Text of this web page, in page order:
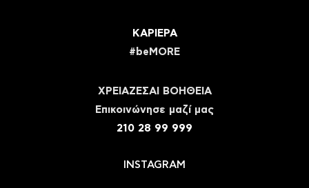
ΚΑΡΙΕΡΑ
#beMORE
ΧΡΕΙΑΖΕΣΑΙ ΒΟΗΘΕΙΑ
Eπικοινώνησε μαζί μας
210 28 99 999
INSTAGRAM